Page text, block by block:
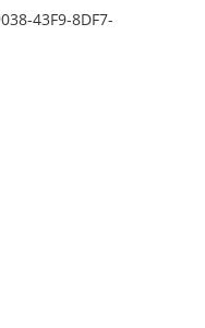
43F9-8DF7-